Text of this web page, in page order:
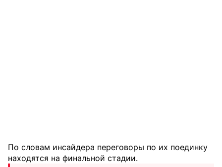
По словам инсайдера переговоры по их поединку
находятся на финальной стадии.